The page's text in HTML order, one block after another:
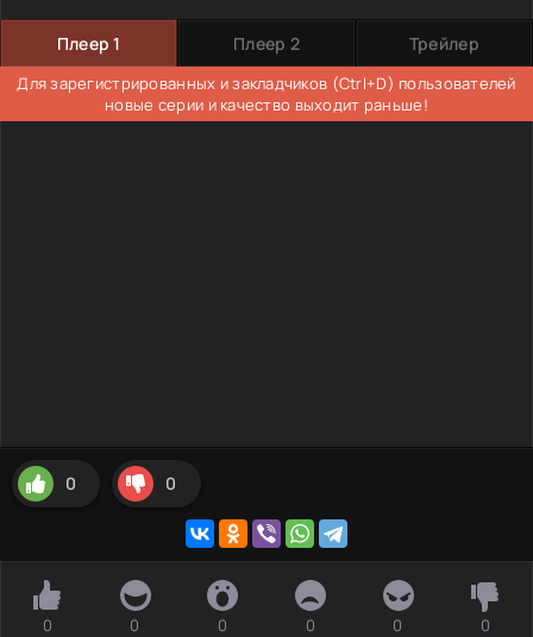
Плеер 1 Плеер 2 Трейлер
Для зарегистрированных и закладчиков (Ctrl+D) пользователей
новые серии и качество выходит раньше!
0 0
0 0 0 0 0 0